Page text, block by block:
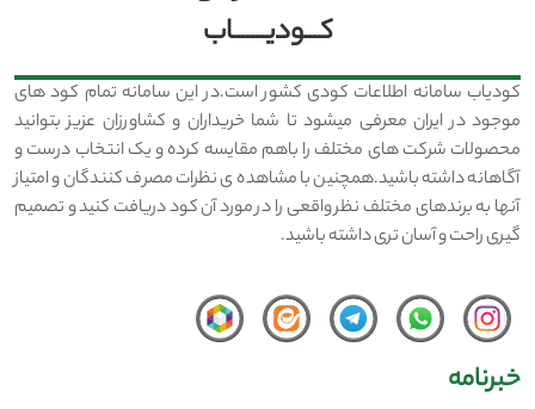
کـــودیـــــــاب
کودیاب سامانه اطلاعات کودی کشور است.در این سامانه تمام کود های
موجود در ایران معرفی میشود تا شما خریداران و کشاورزان عزیز بتوانید
محصولات شرکت های مختلف را باهم مقایسه کرده و یک انتخاب درست و
آگاهانه داشته باشید.همچنین با مشاهده ی نظرات مصرف کنندگان و امتیاز
آنها به برندهای مختلف نظر واقعی را در مورد آن کود دریافت کنید و تصمیم
گیری راحت و آسان تری داشته باشید.
خبرنامه